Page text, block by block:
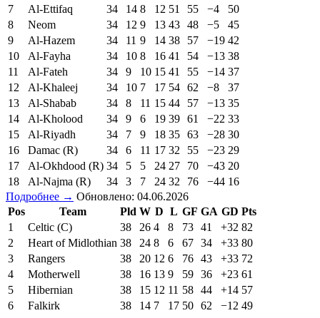
7
Al-Ettifaq 34 14 8 12 51 55 −4
50
8
Neom 34 12 9 13 43 48 −5
45
9
Al-Hazem 34 11 9 14 38 57 −19 42
10
Al-Fayha 34 10 8 16 41 54 −13 38
11
Al-Fateh 34 9 10 15 41 55 −14 37
12
Al-Khaleej 34 10 7 17 54 62 −8
37
13
Al-Shabab 34 8 11 15 44 57 −13 35
14
Al-Kholood 34 9 6 19 39 61 −22 33
15
Al-Riyadh 34 7 9 18 35 63 −28 30
16
Damac (R) 34 6 11 17 32 55 −23 29
17
Al-Okhdood (R) 34 5 5 24 27 70 −43 20
18
Al-Najma (R) 34 3 7 24 32 76 −44 16
Подробнее → Обновлено: 04.06.2026
Pos
Team Pld W D L GF GA GD Pts
1
Celtic (C) 38 26 4 8 73 41 +32 82
2
Heart of Midlothian 38 24 8 6 67 34 +33 80
3
Rangers 38 20 12 6 76 43 +33 72
4
Motherwell 38 16 13 9 59 36 +23 61
5
Hibernian 38 15 12 11 58 44 +14 57
6
Falkirk 38 14 7 17 50 62 −12 49